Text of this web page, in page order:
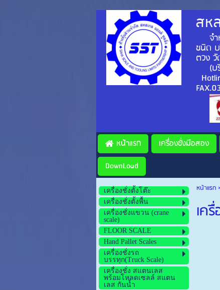
สห
จำ
ชนิด บ
ตวง
(บ
หน้าแรก เครื่องชั่งมือสอง
DownLoad
เครื่องชั่งตั้งโต๊ะ
เครื่องชั่งตั้งพื้น
เครื่องชั่งแขวน (crane
scale)
FLOOR SCALE
Hand Pallet Scales
เครื่องชั่งรถ
บรรทุก(Truck Scale)
เครื่องชั่ง สแตนเลส
พร้อมโหลดเซลล์ สแตน
เลส กันน้ำ
หน้าแรก>
เค